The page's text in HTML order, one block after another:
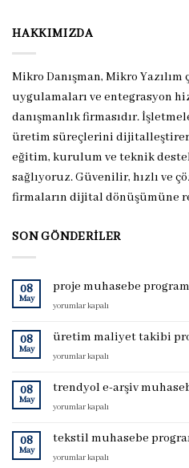
HAKKIMIZDA
Mikro Danışman, Mikro
uygulamaları ve entegrasyon
danışmanlık firmasıdır.
üretim süreçlerini
eğitim, kurulum ve teknik
sağlıyoruz. Güvenilir, hızlı ve
firmaların dijital dönüşümüne
SON GÖNDERILER
08
May
proje muhasebe
proje
programı
yorumlar kapalı
08
May
üretim maliyet takibi
üretim
takibi
programı
için
yorumlar kapalı
08
May
trendyol e-arşiv
trendyol
arşiv
programı
yorumlar kapalı
08
May
tekstil muhasebe
tekstil
yorumlar kapalı